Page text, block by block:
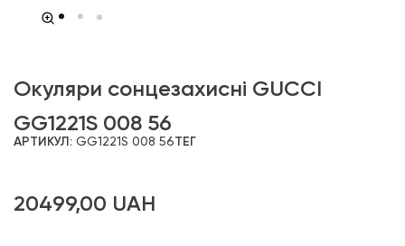
Окуляри сонцезахисні GUCCI
GG1221S 008 56
АРТИКУЛ: GG1221S 008 56ТЕГ
20499,00 UAH